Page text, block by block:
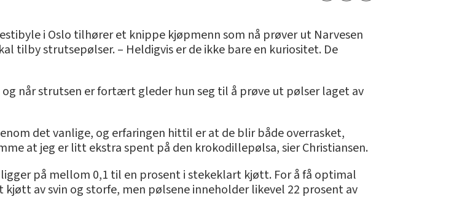
i Oslo tilhører et knippe kjøpmenn som nå prøver ut Narvesen
tilby strutsepølser. – Heldigvis er de ikke bare en kuriositet. De
og når strutsen er fortært gleder hun seg til å prøve ut pølser laget av
det vanlige, og erfaringen hittil er at de blir både overrasket,
at jeg er litt ekstra spent på den krokodillepølsa, sier Christiansen.
på mellom 0,1 til en prosent i stekeklart kjøtt. For å få optimal
av svin og storfe, men pølsene inneholder likevel 22 prosent av